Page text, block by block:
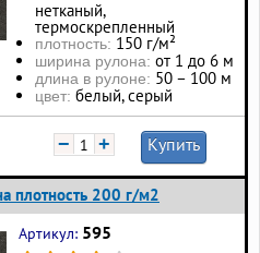
нетканый,
термоскрепленный
плотность: 150 г/м²
ширина рулона: от 1 до 6 м
длина в рулоне: 50 – 100 м
цвет: белый, серый
− + Купить
плотность 200 г/м2
Артикул: 595